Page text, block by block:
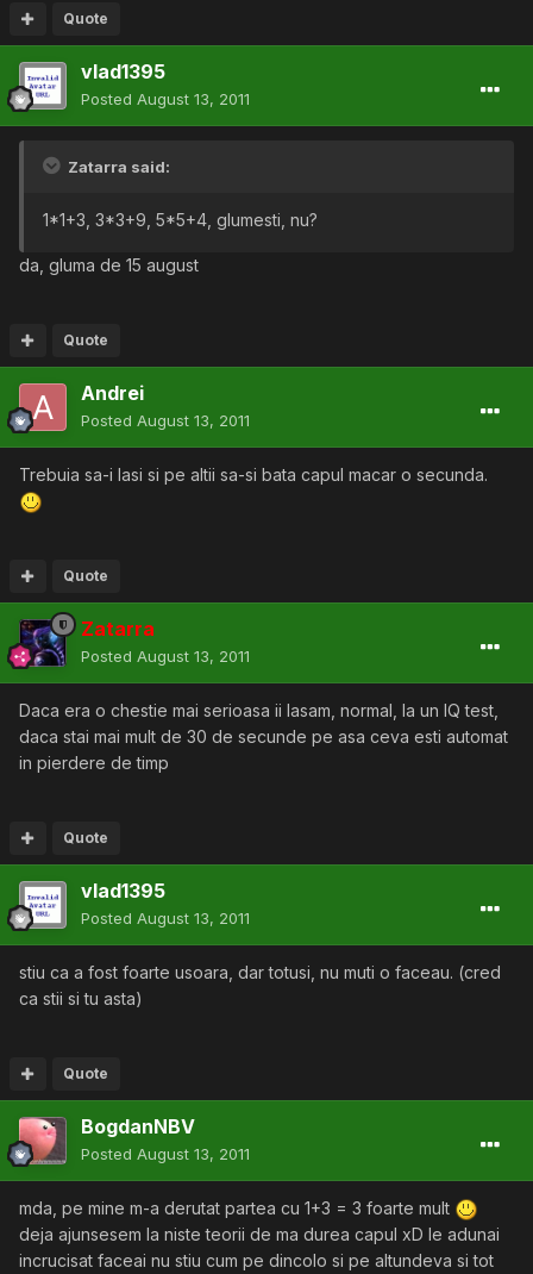
Quote
vlad1395
Posted August 13, 2011
Zatarra said:
1*1+3, 3*3+9, 5*5+4, glumesti, nu?
da, gluma de 15 august
Quote
Andrei
Posted August 13, 2011
Trebuia sa-i lasi si pe altii sa-si bata capul macar o secunda.
Quote
Zatarra
Posted August 13, 2011
Daca era o chestie mai serioasa ii lasam, normal, la un IQ test,
daca stai mai mult de 30 de secunde pe asa ceva esti automat
in pierdere de timp
Quote
vlad1395
Posted August 13, 2011
stiu ca a fost foarte usoara, dar totusi, nu muti o faceau. (cred
ca stii si tu asta)
Quote
BogdanNBV
Posted August 13, 2011
mda, pe mine m-a derutat partea cu 1+3 = 3 foarte mult
deja ajunsesem la niste teorii de ma durea capul xD le adunai
incrucisat faceai nu stiu cum pe dincolo si pe altundeva si tot